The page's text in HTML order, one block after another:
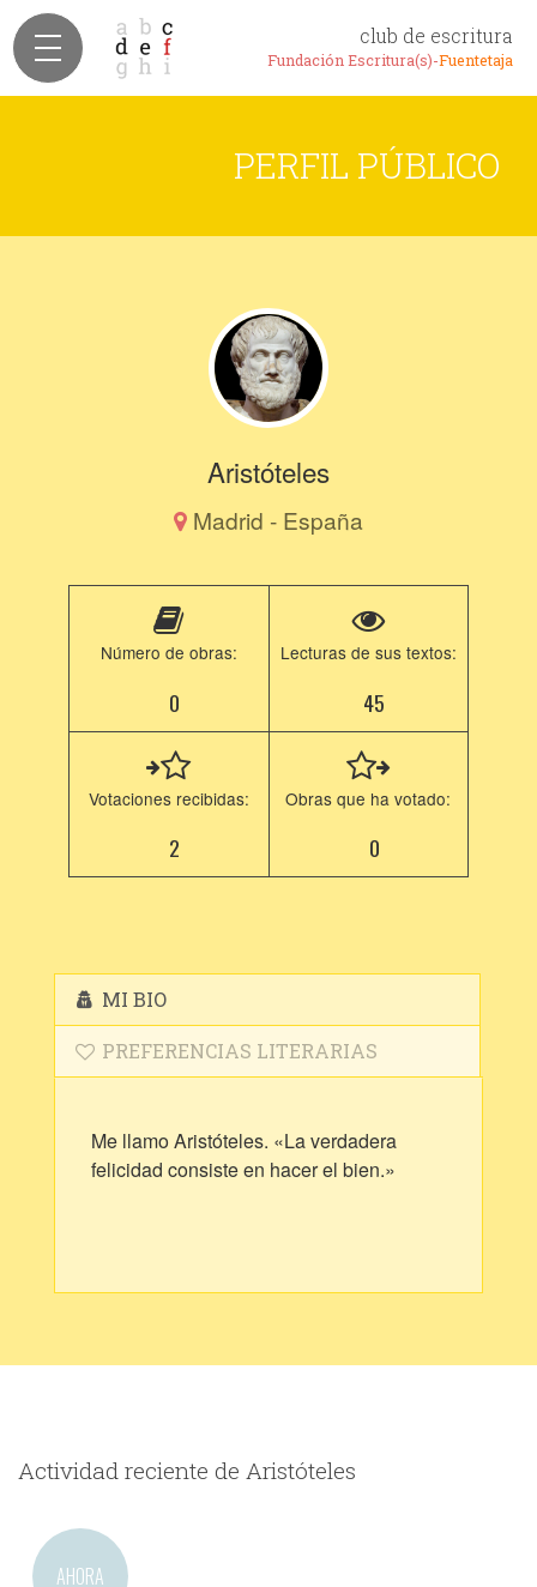
club de escritura
Fundación Escritura(s)-Fuentetaja
PERFIL PÚBLICO
Aristóteles
Madrid - España
Número de obras:
0
Lecturas de sus textos:
45
Votaciones recibidas:
2
Obras que ha votado:
0
MI BIO
PREFERENCIAS LITERARIAS
Me llamo Aristóteles. «La verdadera
felicidad consiste en hacer el bien.»
Actividad reciente de Aristóteles
AHORA